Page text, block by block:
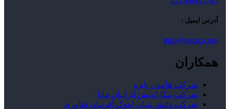
آدرس ایمیل :
info@vinaco.org
همکاران
شرکت هامون نایزه
شرکت نیکا اندیش ایرانیان مانا
شرکت دانش بنیان ایتوک آفرینان فناوری